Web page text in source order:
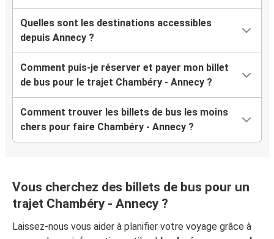
Quelles sont les destinations accessibles
depuis Annecy ?
Comment puis-je réserver et payer mon billet
de bus pour le trajet Chambéry - Annecy ?
Comment trouver les billets de bus les moins
chers pour faire Chambéry - Annecy ?
Vous cherchez des billets de bus pour un
trajet Chambéry - Annecy ?
Laissez-nous vous aider à planifier votre voyage grâce à